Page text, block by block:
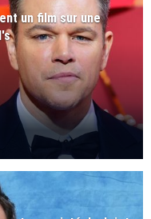
un film sur une